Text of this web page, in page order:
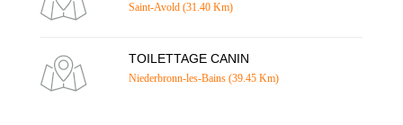
Saint-Avold (31.40 Km)
TOILETTAGE CANIN
Niederbronn-les-Bains (39.45 Km)